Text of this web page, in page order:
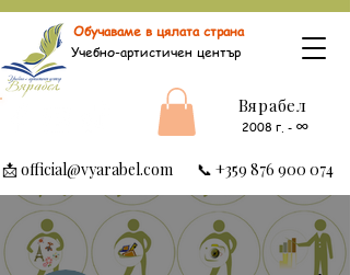
Учебно-артистичен център
Вярабел
2008 г. - ∞
Обучаваме в цялата страна
📩official@vyarabel.com 📞 +359 876 900 074